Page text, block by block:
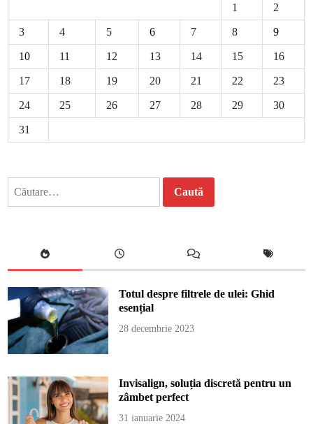
1 2
3 4 5 6 7 8 9
10 11 12 13 14 15 16
17 18 19 20 21 22 23
24 25 26 27 28 29 30
31
Totul despre filtrele de ulei: Ghid
esențial
28 decembrie 2023
Invisalign, soluția discretă pentru un
zâmbet perfect
31 ianuarie 2024